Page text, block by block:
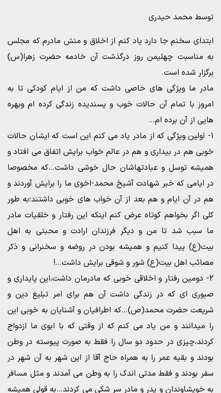
توسط محمد حیدری
ابتدای سخنم جا دارد یاد کنم از اخلاق و منش مادرم که مجلس
به مناسبت چهلیمن روز درگذشت آن خادمه حضرت زهرا(س)
برگزار شده است.
مادر ما ویژگی های خاصی داشت که من از ایام کودکی تا به
امروز با تمام آن حالات خوب و پسندیده زندگی کرده ام وبهره
هایی از آن برده ام…
1- اولین ویژگی که از مادر یاد می کنم این است که ایشان حالات
خوبی هم در بیداری و هم در عالم خواب برایش اتفاق می افتاد و
همیشه توسل و عبادتهاشان حال خوشی داشت…که مخصوصا
در ایامی که خبر شهادت آشیخ محمد-اخوی ما را برایش آوردند و
هم در آن ایام و هم بعد از آن خواب های خوبی داشتند؛به طور
کلی اگر بخواهم کوتاه عرض کنم اینکه این رفتار و خلقیات مادر
ما سبب شد تا من و دیگر فرزندان ارادت و محبتی به اهل
بیت(ع) پیدا کنیم و همیشه بودن در روضه و سخنرانی و ذکر
مصائب اهل بیت(ع) شور و شوقی برایش داشت…!
2- دومین رفتار و اخلاقی خوبی که مادرمان داشت،این پایداری و
صبوری ای که در زندگی داشت آن هم برای امر تبلیغ دین و
شریعت حضرت محمد(ص)…که اطرافیان و آشنایان به خوبی این
را میدانند و من یاد می کنم که از وقتی که با ابوی ما ازدواج
کردند،چیزی در حدود دو سال را فقط به صورت پیوسته در وطن
بودند و بقیه عمر را به همراه حاج آقا از این شهر به آن شهر در
سفر بودند و فقط مدتی اندک را به وطن می آمدند و مثل مسافر
به خویشاوندان و پدر و مادر سر شکی می کردند…به قولی همیشه